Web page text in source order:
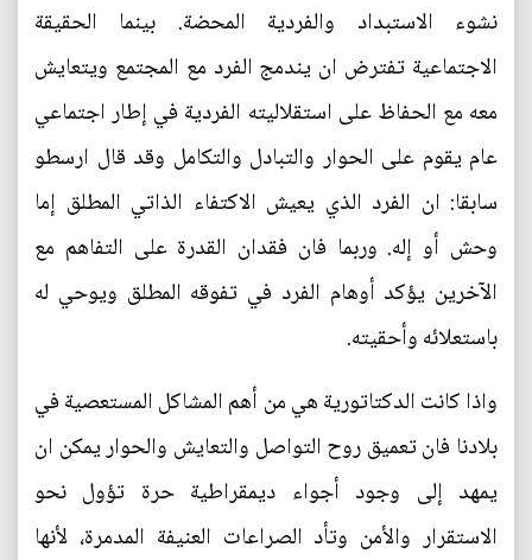
نشوء الاستبداد والفردية المحضة. بينما الحقيقة
الاجتماعية تفترض ان يندمج الفرد مع المجتمع ويتعايش
معه مع الحفاظ على استقلاليته الفردية في إطار اجتماعي
عام يقوم على الحوار والتبادل والتكامل وقد قال ارسطو
سابقا: ان الفرد الذي يعيش الاكتفاء الذاتي المطلق إما
وحش أو إله. وربما فان فقدان القدرة على التفاهم مع
الآخرين يؤكد أوهام الفرد في تفوقه المطلق ويوحي له
باستعلائه وأحقيته.
واذا كانت الدكتاتورية هي من أهم المشاكل المستعصية في
بلادنا فان تعميق روح التواصل والتعايش والحوار يمكن ان
يمهد إلى وجود أجواء ديمقراطية حرة تؤول نحو
الاستقرار والأمن وتأد الصراعات العنيفة المدمرة، لأنها